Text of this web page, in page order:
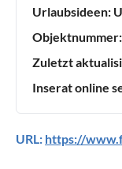
Urlaubsideen:
Objektnummer:
Zuletzt
Inserat online
URL: https://